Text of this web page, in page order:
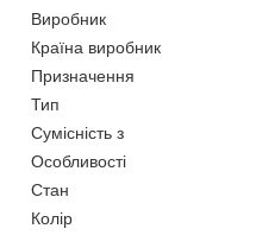
Виробник
Країна виробник
Призначення
Тип
Сумісність з
Особливості
Стан
Колір